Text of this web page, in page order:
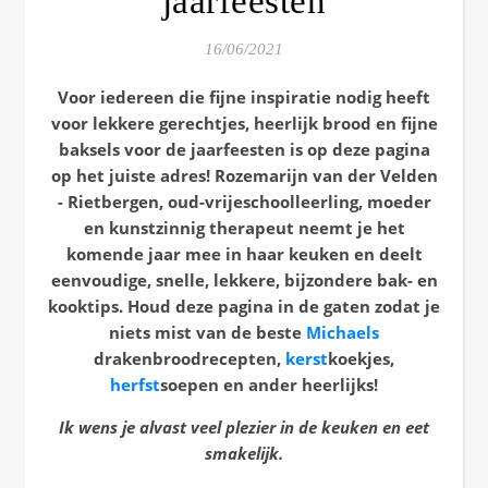
16/06/2021
Voor iedereen die fijne inspiratie nodig heeft
voor lekkere gerechtjes, heerlijk brood en fijne
baksels voor de jaarfeesten is op deze pagina
op het juiste adres! Rozemarijn van der Velden
- Rietbergen, oud-vrijeschoolleerling, moeder
en kunstzinnig therapeut neemt je het
komende jaar mee in haar keuken en deelt
eenvoudige, snelle, lekkere, bijzondere bak- en
kooktips. Houd deze pagina in de gaten zodat je
niets mist van de beste Michaels
drakenbroodrecepten, kerstkoekjes,
herfstsoepen en ander heerlijks!
Ik wens je alvast veel plezier in de keuken en eet
smakelijk.